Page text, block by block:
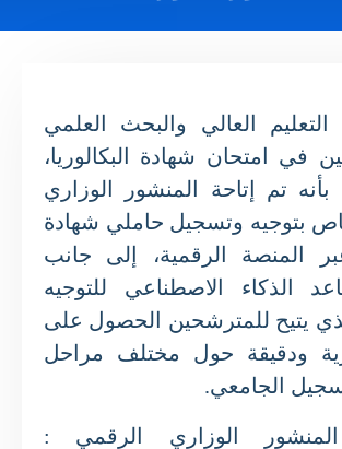
العالي والبحث العلمي
في امتحان شهادة البكالوريا،
2026، بأنه تم إتاحة المنشور الوزاري
بتوجيه وتسجيل حاملي شهادة
عبر المنصة الرقمية، إلى جانب
الذكاء الاصطناعي للتوجيه
يتيح للمترشحين الحصول على
ودقيقة حول مختلف مراحل
الجامعي.
الوزاري الرقمي :